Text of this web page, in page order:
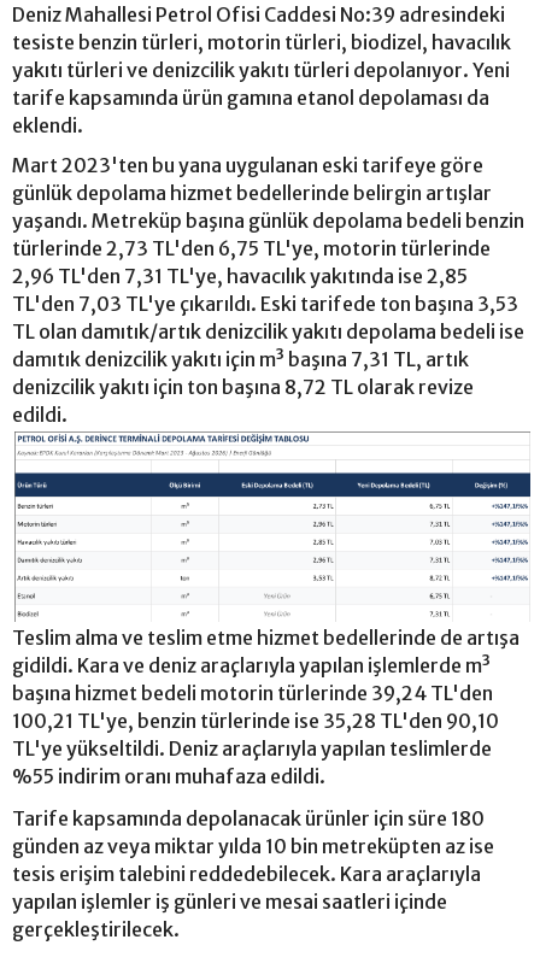
Deniz Mahallesi Petrol Ofisi Caddesi No:39 adresindeki
tesiste benzin türleri, motorin türleri, biodizel, havacılık
yakıtı türleri ve denizcilik yakıtı türleri depolanıyor. Yeni
tarife kapsamında ürün gamına etanol depolaması da
eklendi.
Mart 2023'ten bu yana uygulanan eski tarifeye göre
günlük depolama hizmet bedellerinde belirgin artışlar
yaşandı. Metreküp başına günlük depolama bedeli benzin
türlerinde 2,73 TL'den 6,75 TL'ye, motorin türlerinde
2,96 TL'den 7,31 TL'ye, havacılık yakıtında ise 2,85
TL'den 7,03 TL'ye çıkarıldı. Eski tarifede ton başına 3,53
TL olan damıtık/artık denizcilik yakıtı depolama bedeli ise
damıtık denizcilik yakıtı için m³ başına 7,31 TL, artık
denizcilik yakıtı için ton başına 8,72 TL olarak revize
edildi.
Teslim alma ve teslim etme hizmet bedellerinde de artışa
gidildi. Kara ve deniz araçlarıyla yapılan işlemlerde m³
başına hizmet bedeli motorin türlerinde 39,24 TL'den
100,21 TL'ye, benzin türlerinde ise 35,28 TL'den 90,10
TL'ye yükseltildi. Deniz araçlarıyla yapılan teslimlerde
%55 indirim oranı muhafaza edildi.
Tarife kapsamında depolanacak ürünler için süre 180
günden az veya miktar yılda 10 bin metreküpten az ise
tesis erişim talebini reddedebilecek. Kara araçlarıyla
yapılan işlemler iş günleri ve mesai saatleri içinde
gerçekleştirilecek.